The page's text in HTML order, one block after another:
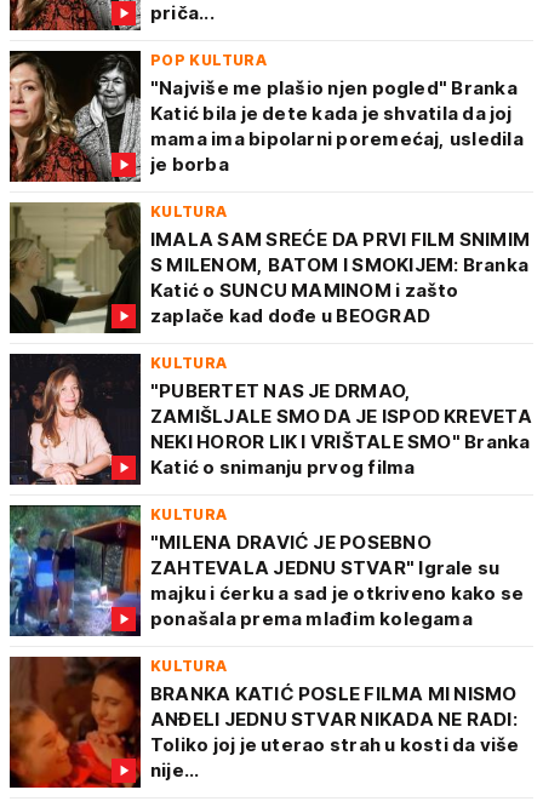
priča...
POP KULTURA
"Najviše me plašio njen pogled" Branka
Katić bila je dete kada je shvatila da joj
mama ima bipolarni poremećaj, usledila
je borba
KULTURA
IMALA SAM SREĆE DA PRVI FILM SNIMIM
S MILENOM, BATOM I SMOKIJEM: Branka
Katić o SUNCU MAMINOM i zašto
zaplače kad dođe u BEOGRAD
KULTURA
"PUBERTET NAS JE DRMAO,
ZAMIŠLJALE SMO DA JE ISPOD KREVETA
NEKI HOROR LIK I VRIŠTALE SMO" Branka
Katić o snimanju prvog filma
KULTURA
"MILENA DRAVIĆ JE POSEBNO
ZAHTEVALA JEDNU STVAR" Igrale su
majku i ćerku a sad je otkriveno kako se
ponašala prema mlađim kolegama
KULTURA
BRANKA KATIĆ POSLE FILMA MI NISMO
ANĐELI JEDNU STVAR NIKADA NE RADI:
Toliko joj je uterao strah u kosti da više
nije...